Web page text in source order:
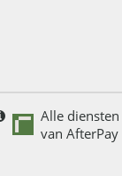
Alle
van AfterPay